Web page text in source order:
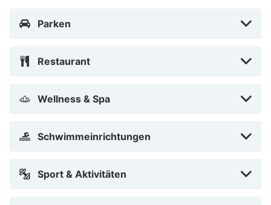
Express-Check-out und kostenlose Zeitungen in der
ausgestattet sind, gemütlich. Ein WLAN-
Duschen vorhanden, die über kostenlose
Austattung gehören Telefone ebenso wie Safes und
Parken
Restaurant
Wellness & Spa
Schwimmeinrichtungen
Sport & Aktivitäten